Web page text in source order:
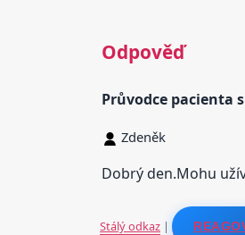
Odpověď
Průvodce pacienta
Zdeněk
Dobrý den.Mohu
Stálý odkaz |